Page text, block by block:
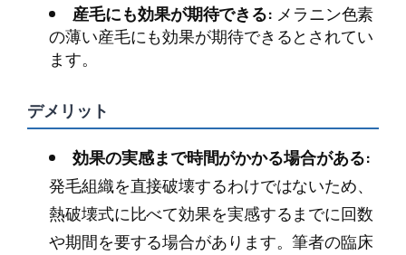
産毛にも効果が期待できる: メラニン色素
の薄い産毛にも効果が期待できるとされてい
ます。
デメリット
効果の実感まで時間がかかる場合がある:
発毛組織を直接破壊するわけではないため、
熱破壊式に比べて効果を実感するまでに回数
や期間を要する場合があります。筆者の臨床